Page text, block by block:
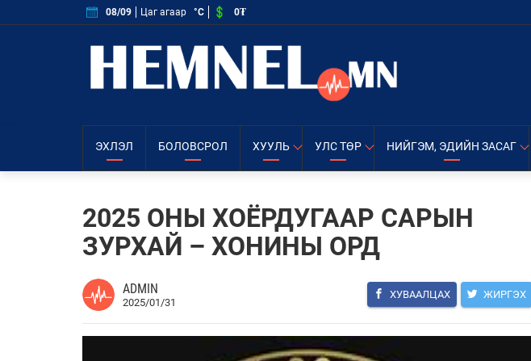
08/09 Цаг агаар °C 0₮
ЭХЛЭЛ БОЛОВСРОЛ ХУУЛЬ УЛС ТӨР НИЙГЭМ, ЭДИЙН ЗАСАГ
2025 ОНЫ ХОЁРДУГААР САРЫН
ЗУРХАЙ – ХОНИНЫ ОРД
ADMIN
2025/01/31
ХУВААЛЦАХ ЖИРГЭХ